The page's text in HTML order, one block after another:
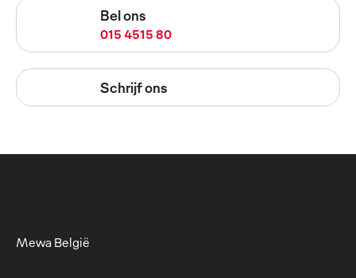
Bel ons
015 4515 80
Schrijf ons
Mewa België